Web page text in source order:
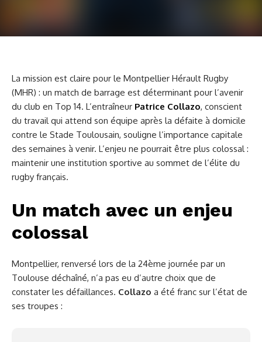
La mission est claire pour le Montpellier Hérault Rugby
(MHR) : un match de barrage est déterminant pour l’avenir
du club en Top 14. L’entraîneur Patrice Collazo, conscient
du travail qui attend son équipe après la défaite à domicile
contre le Stade Toulousain, souligne l’importance capitale
des semaines à venir. L’enjeu ne pourrait être plus colossal :
maintenir une institution sportive au sommet de l’élite du
rugby français.
Un match avec un enjeu
colossal
Montpellier, renversé lors de la 24ème journée par un
Toulouse déchaîné, n’a pas eu d’autre choix que de
constater les défaillances. Collazo a été franc sur l’état de
ses troupes :